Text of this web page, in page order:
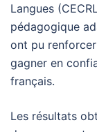
Langues
pédagogique
ont pu
gagner en
français.
Les résultats